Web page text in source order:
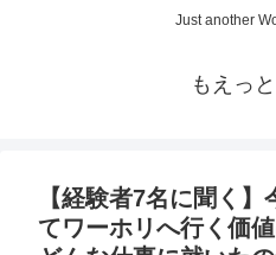
Just another
もえっ
【経験者7名に聞く
てワーホリへ行く価